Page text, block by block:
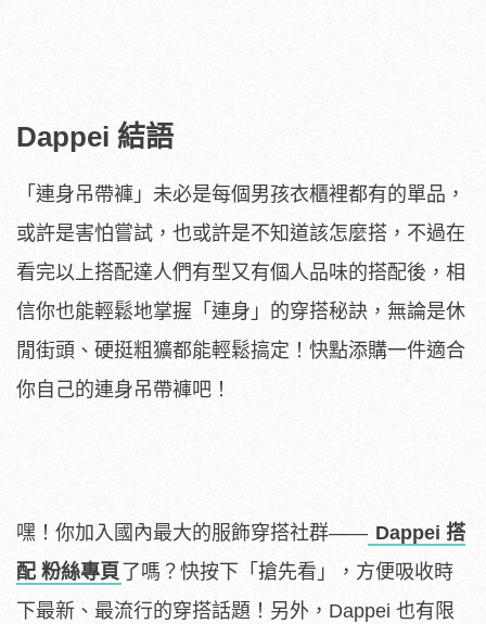
Dappei 結語
「連身吊帶褲」未必是每個男孩衣櫃裡都有的單品，
或許是害怕嘗試，也或許是不知道該怎麼搭，不過在
看完以上搭配達人們有型又有個人品味的搭配後，相
信你也能輕鬆地掌握​「連身」的穿搭秘訣，無論是休
閒街頭、硬挺粗獷都能輕鬆搞定！快點添購一件適合
你自己的連身吊帶褲吧！
嘿！你加入國內最大的服飾穿搭社群—— Dappei 搭
配 粉絲專頁 了嗎？快按下「搶先看」，方便吸收時
下最新、最流行的穿搭話題！另外，Dappei 也有限